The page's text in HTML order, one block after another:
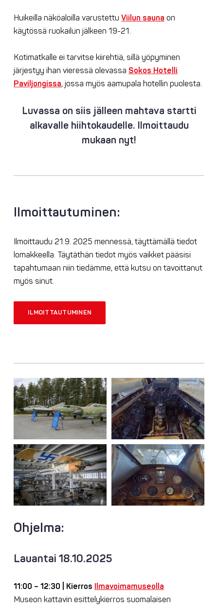
Huikeilla näköaloilla varustettu Viilun sauna on
käytössä ruokailun jälkeen 19-21.
Kotimatkalle ei tarvitse kiirehtiä, sillä yöpyminen
järjestyy ihan vieressä olevassa Sokos Hotelli
Paviljongissa, jossa myös aamupala hotellin puolesta.
Luvassa on siis jälleen mahtava startti
alkavalle hiihtokaudelle. Ilmoittaudu
mukaan nyt!
Ilmoittautuminen:
Ilmoittaudu 21.9. 2025 mennessä, täyttämällä tiedot
lomakkeella. Täytäthän tiedot myös vaikket pääsisi
tapahtumaan niin tiedämme, että kutsu on tavoittanut
myös sinut.
ILMOITTAUTUMINEN
Ohjelma:
Lauantai 18.10.2025
11:00 – 12:30 | Kierros Ilmavoimamuseolla
Museon kattavin esittelykierros suomalaisen